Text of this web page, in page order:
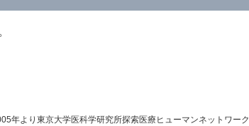
年より東京大学医科学研究所探索医療ヒューマンネットワー